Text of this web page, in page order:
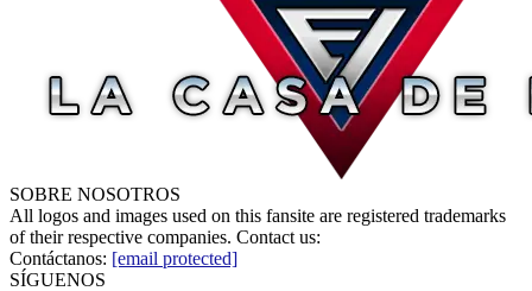
SOBRE NOSOTROS
All logos and images used on this fansite are registered trademarks
of their respective companies. Contact us:
Contáctanos: [email protected]
SÍGUENOS